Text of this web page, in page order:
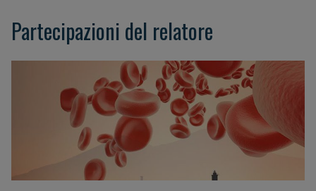
Partecipazioni del relatore